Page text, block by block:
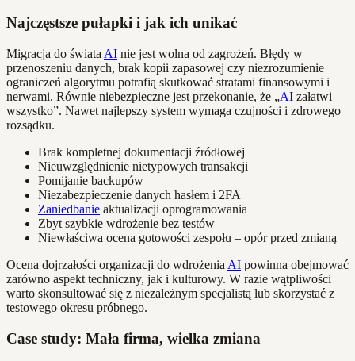
Najczęstsze pułapki i jak ich unikać
Migracja do świata AI nie jest wolna od zagrożeń. Błędy w
przenoszeniu danych, brak kopii zapasowej czy niezrozumienie
ograniczeń algorytmu potrafią skutkować stratami finansowymi i
nerwami. Równie niebezpieczne jest przekonanie, że „AI załatwi
wszystko”. Nawet najlepszy system wymaga czujności i zdrowego
rozsądku.
Brak kompletnej dokumentacji źródłowej
Nieuwzględnienie nietypowych transakcji
Pomijanie backupów
Niezabezpieczenie danych hasłem i 2FA
Zaniedbanie aktualizacji oprogramowania
Zbyt szybkie wdrożenie bez testów
Niewłaściwa ocena gotowości zespołu – opór przed zmianą
Ocena dojrzałości organizacji do wdrożenia AI powinna obejmować
zarówno aspekt techniczny, jak i kulturowy. W razie wątpliwości
warto skonsultować się z niezależnym specjalistą lub skorzystać z
testowego okresu próbnego.
Case study: Mała firma, wielka zmiana